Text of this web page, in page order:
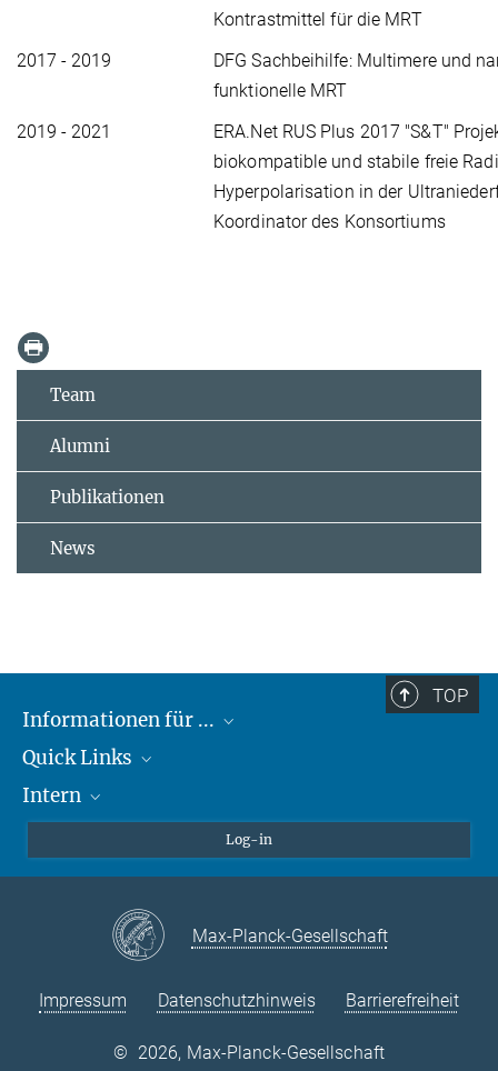
Kontrastmittel für die MRT
2017 - 2019
DFG Sachbeihilfe: Multimere und
funktionelle MRT
2019 - 2021
ERA.Net RUS Plus 2017 "S&T"
biokompatible und stabile freie
Hyperpolarisation in der
Koordinator des Konsortiums
Team
Alumni
Publikationen
News
TOP
Informationen für ...
Lieferanten
Studierende
Quick Links
Max-Planck-Gesellschaft
Max-Planck-Campus Tübingen
Stellenangebote
Intern
VPN-Hilfe
Log-in
Max-Planck-Gesellschaft
Impressum Datenschutzhinweis Barrierefreiheit
© 2026, Max-Planck-Gesellschaft